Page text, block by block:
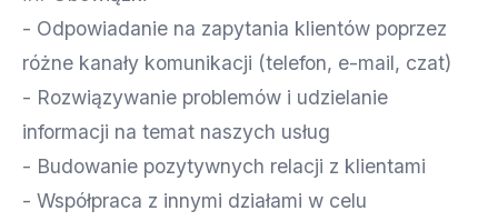
- Odpowiadanie na zapytania klientów poprzez
różne kanały komunikacji (telefon, e-mail, czat)
- Rozwiązywanie problemów i udzielanie
informacji na temat naszych usług
- Budowanie pozytywnych relacji z klientami
- Współpraca z innymi działami w celu